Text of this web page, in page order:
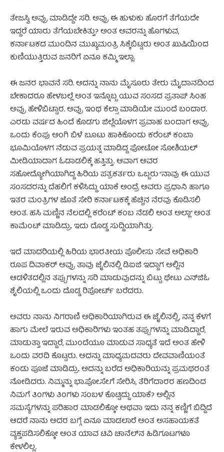
ತೇಜಸ್ವಿ ಅವ್ರು ಮಾಡಿದ್ದೇ ಸರಿ. ಅವ್ರು ಈ ಹುಳುಕು ಹೊರಗೆ ತೆಗೆಯದೇ
ಇದ್ದರೆ ಯಾರು ತೆಗೆಯಬೇಕಿತ್ತು? ಅಂತ ಅವರನ್ನು ಹೊಗಳುವ,
ಕರ್ನಾಟಕದ ಮುಂದಿನ ಮುಖ್ಯಮಂತ್ರಿ ಸಿಕ್ಕೆಬಿಟ್ಟರು ಅಂತ ಖುಷಿಯಿಂದ
ಕುಣಿಯುತ್ತಿರುವ ಜನರಿಗೆ ಏನೂ ಕಮ್ಮಿ ಇಲ್ಲಾ.
ಈ ಜನರ ಭಾವನೆ ಸರಿ. ಅದನ್ನು ನಾನು ಮೈಸೂರು ತೇರು ಮೈದಾನದಿಂದ
ಬೇಕಾದರೂ ಹೇಳಬಲ್ಲೆ ಅಂತ ಇನ್ನೊಬ್ಬ ಯುವ ಸಂಸದ ಪ್ರತಾಪ್ ಸಿಂಹ
ಅವ್ರು ಹೇಳಿಬಿಟ್ಟಾರ. ಅವ್ರು ಇಂಥ ಕೆಲ್ಸಾ ಮಾಡಿಯೇ ಮುಂದೆ ಬಂದಾರ.
ಎರಡು ವರ್ಷದ ಹಿಂದೆ ಕೊಡಗು ಜಿಲ್ಲೆಯೊಳಗ ಪ್ರವಾಹ ಬಂದಾಗ ಅವ್ರು
ಒಂದು ಕೆಂಪು ಅಂಗಿ ಬಿಳೆ ಬೂಟು ಹಾಕಿಕೊಂಡು ಕರೆಂಟ್ ಕಂಬಾ
ಭೂಮಿಯೊಳಗ ನೆಡುವ ಪ್ರಯತ್ನ ಮಾಡಿದ್ದ ಫೋಟೋ ಸೋಶಿಯಲ್
ಮೀಡಿಯಾದಾಗ ಓಡಾಡಲಿಕ್ಕೆ ಹತ್ತಿತ್ತು. ಆವಾಗ ಅವರ
ಸಹೋದ್ಯೋಗಿಯಾಗಿದ್ದ ಹಿರಿಯ ಪತ್ರಕರ್ತರು ಒಬ್ಬರು “ನಾವು ಈ ಯುವ
ಸಂಸದರನ್ನು ದೆಹಲಿಗೆ ಕಳಿಸಿದ್ದು ಯಾಕೆ ಅಂದ್ರೆ ಅವರು ಪ್ರಧಾನಿ ಹಾಗೂ
ಇತರ ಮಂತ್ರಿಗಳ ಜೊತೆ ಸೇರಿ ಕರ್ನಾಟಕಕ್ಕೆ ಹೆಚ್ಚಿನ ನೆರವು ಕೊಡಿಸಲಿ
ಅಂತ. ಹಸಿ ಮಣ್ಣಿನ ನೆಲದಲ್ಲಿ ಕರೆಂಟ್ ಕಂಬ ನೆಡಲಿ ಅಂತ ಅಲ್ಲಾ” ಅಂತ
ಕಾಮೆಂಟ್ ಮಾಡಿದ್ರು. ಇದು ದೊಡ್ಡ ಸುದ್ದಿಯಾಗಿತ್ತು.
ಇದೆ ಮಾದರಿಯಲ್ಲಿ ಹಿರಿಯ ಭಾರತೀಯ ಪೊಲೀಸು ಸೇವೆ ಅಧಿಕಾರಿ
ರೂಪ ದಿವಾಕರ್ ಅವ್ರು ತಾವು ಜೈಲಿನಲ್ಲಿ ಡಿಐಜಿ ಇದ್ದಾಗ ಅಲ್ಲಿನ
ಆಡಳಿತದಲ್ಲಿನ ತಪ್ಪುಗಳನ್ನು ಸರಿ ಮಾಡುವುದನ್ನು ಬಿಟ್ಟು ಥೇಟು ಎನ್‌ಜಿಓ
ಶೈಲಿಯಲ್ಲಿ ಒಂದು ದೊಡ್ಡ ರಿಪೋರ್ಟ್ ಬರೆದರು.
ಅವರು ನಾನು ನಿಗರಾಣಿ ಅಧಿಕಾರಿಯಾಗಿರುವ ಈ ಜೈಲಿನಲ್ಲಿ, ನನ್ನ ಕೆಳಗೆ
ಹಾಗು ಮೇಲೆ ಇರುವ ಅಧಿಕಾರಿಗಳು ಇಂತಹ ತಪ್ಪುಗಳನ್ನು ಮಾಡಿದ್ದಾರೆ,
ಮಾಡುತ್ತಾ ಇದ್ದಾರೆ, ಮುಂದೆಯೂ ಮಾಡುವ ಸಾಧ್ಯತೆ ಇದೆ ಅಂತ ಹೇಳಿ
ಒಂದು ವರದಿ ಕೊಟ್ಟರು. ಅದನ್ನು ಮಾಧ್ಯಮದವರು ದೇವವಾಣಿಯಂತೆ
ಕಂಡು ಪೂಜೆ ಮಾಡಿದ್ರು. ಅದನ್ನು ಬರೆದ ಅಧಿಕಾರಿಯನ್ನು ಪ್ರಮಥರಂತೆ
ನೋಡಿದರು. ನಿಮ್ಮನ್ನು ಭಾ.ಪೋ.ಸೇ.ಗೆ ಸೇರಿಸಿ, ತೆರಿಗೆದಾರರ ಹಣದಿಂದ
ನಿಮಗೆ ತಿಂಗಳು ತಿಂಗಳು ಸಂಬಳ ಕೊಟ್ಟಿದ್ದು ಯಾಕೆ? ಅಲ್ಲಿನ
ಸಮಸ್ಯೆಗಳನ್ನು ಪರಿಹಾರ ಮಾಡಲಿಕ್ಕೋ ಅಥವಾ ಇದು ನನ್ನ ಕಣ್ಣಿಗೆ ಬಿದ್ದಿದೆ
ಆದರೆ ನಾನು ಅದರ ಬಗ್ಗೆ ಏನೂ ಮಾಡಲಾರೆ ಅಂತ ಅಸಹಾಯಕತೆ
ವ್ಯಕ್ತಪಡಿಸಲಿಕ್ಕೋ ಅಂತ ಯಾವ ಟಿವಿ ಚಾನೆಲ್‌ನ ಹಿಡಿಗೂಟಗಳೂ
ಕೇಳಲಿಲ್ಲ.